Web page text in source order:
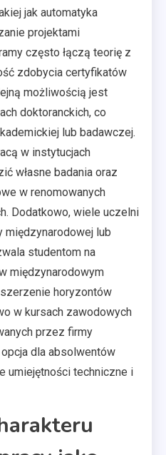
jak automatyka
projektami
często łączą teorię z
zdobycia certyfikatów
możliwością jest
doktoranckich, co
lub badawczej.
w instytucjach
własne badania oraz
w renomowanych
Dodatkowo, wiele uczelni
międzynarodowej lub
studentom na
międzynarodowym
horyzontów
w kursach zawodowych
przez firmy
dla absolwentów
umiejętności techniczne i